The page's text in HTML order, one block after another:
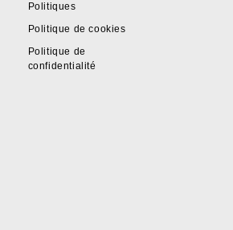
Politiques
Politique de cookies
Politique de
confidentialité